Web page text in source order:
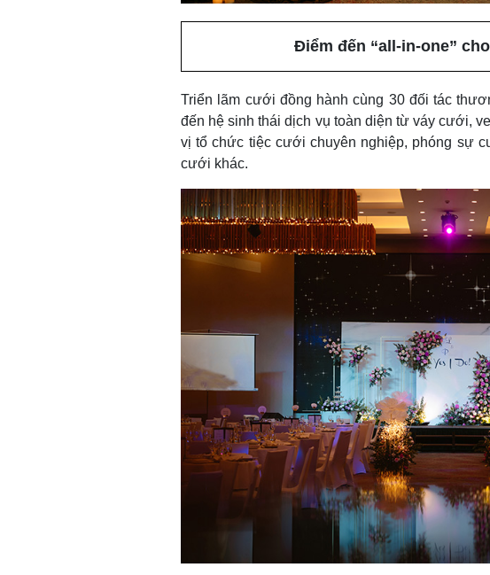
Điểm đến “all-in-one”
Triển lãm cưới đồng hành cùng 30 đối tác
đến hệ sinh thái dịch vụ toàn diện từ váy cưới,
vị tổ chức tiệc cưới chuyên nghiệp, phóng sự
cưới khác.